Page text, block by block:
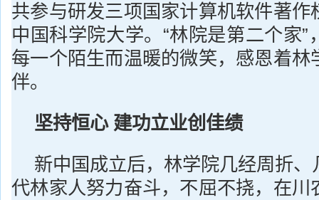
共参与研发三项国家计算机软件著作
中国科学院大学。“林院是第二个家”
每一个陌生而温暖的微笑，感恩着林
伴。
坚持恒心建功立业创佳绩
新中国成立后，林学院几经周折
代林家人努力奋斗，不屈不挠，在川